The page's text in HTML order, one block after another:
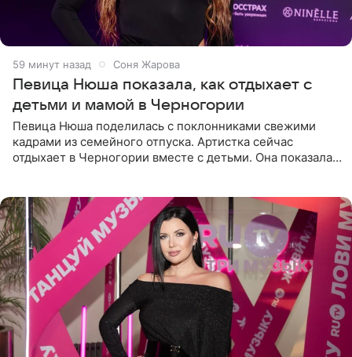
59 минут назад Соня Жарова
Певица Нюша показала, как отдыхает с
детьми и мамой в Черногории
Певица Нюша поделилась с поклонниками свежими
кадрами из семейного отпуска. Артистка сейчас
отдыхает в Черногории вместе с детьми. Она показала,